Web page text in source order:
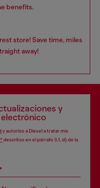
benefits.
store! Save time, miles
away!
y
y autorizo a Diesel a tratar mis
descritos en el párrafo 3.1, d) de la